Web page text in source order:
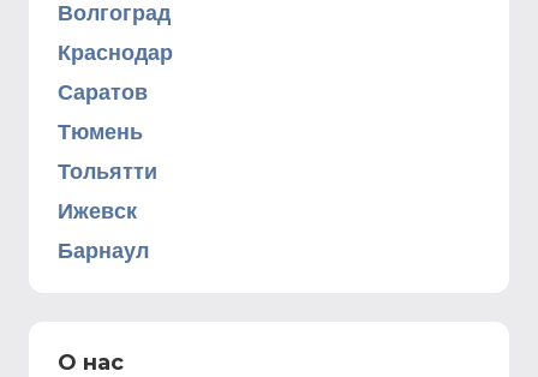
Волгоград
Краснодар
Саратов
Тюмень
Тольятти
Ижевск
Барнаул
О нас